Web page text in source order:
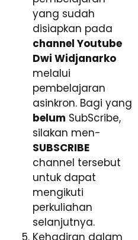
yang sudah
disiapkan pada
channel Youtube
Dwi Widjanarko
melalui
pembelajaran
asinkron. Bagi yang
belum SubScribe,
silakan men-
SUBSCRIBE
channel tersebut
untuk dapat
mengikuti
perkuliahan
selanjutnya.
Kehadiran dalam